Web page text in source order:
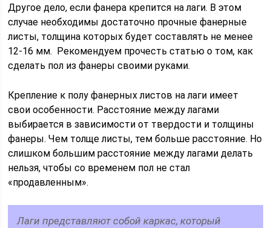
Другое дело, если фанера крепится на лаги. В этом
случае необходимы достаточно прочные фанерные
листы, толщина которых будет составлять не менее
12-16 мм. Рекомендуем прочесть статью о том, как
сделать пол из фанеры своими руками.
Крепление к полу фанерных листов на лаги имеет
свои особенности. Расстояние между лагами
выбирается в зависимости от твердости и толщины
фанеры. Чем толще листы, тем больше расстояние. Но
слишком большим расстояние между лагами делать
нельзя, чтобы со временем пол не стал
«продавленным».
Лаги представляют собой каркас, который